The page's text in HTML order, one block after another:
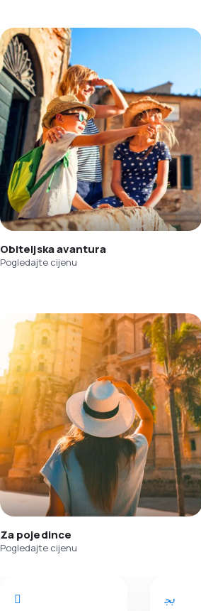
Obiteljska avantura
Pogledajte cijenu
Za pojedince
Pogledajte cijenu